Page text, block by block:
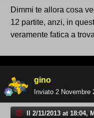
Dimmi te allora cosa
12 partite, anzi, in
veramente fatica a
gino
Inviato 2 Novembre
Il 2/11/2013 at